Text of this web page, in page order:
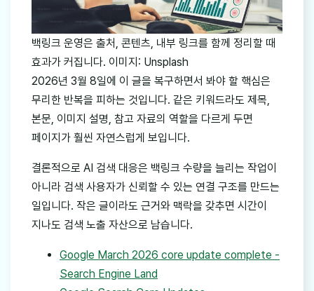
백링크 운영은 출처, 콘텐츠, 내부 링크를 함께 정리할 때
효과가 커집니다. 이미지: Unsplash
2026년 3월 8일에 이 글을 복구하면서 봐야 할 핵심은
무리한 반복을 피하는 것입니다. 같은 키워드라도 제목,
본문, 이미지 설명, 참고 자료의 역할을 다르게 두면
페이지가 훨씬 자연스럽게 보입니다.
결론적으로 AI 검색 대응은 백링크 수량을 늘리는 작업이
아니라 검색 사용자가 신뢰할 수 있는 연결 구조를 만드는
일입니다. 작은 글이라도 근거와 맥락을 갖추면 시간이
지나도 검색 노출 자산으로 남습니다.
Google March 2026 core update complete -
Search Engine Land